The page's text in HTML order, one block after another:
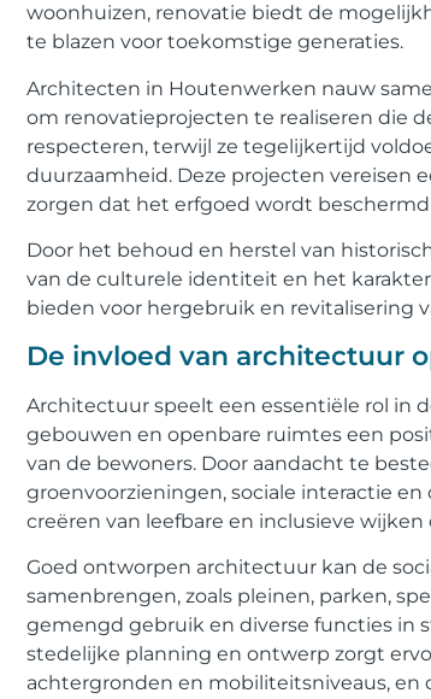
woonhuizen, renovatie biedt de
te blazen voor toekomstige generaties.
Architecten in Houtenwerken nauw
om renovatieprojecten te realiseren die
respecteren, terwijl ze tegelijkertijd
duurzaamheid. Deze projecten vereisen
zorgen dat het erfgoed wordt
Door het behoud en herstel van
van de culturele identiteit en het
bieden voor hergebruik en revitalisering
De invloed van architectuur
Architectuur speelt een essentiële rol in
gebouwen en openbare ruimtes een
van de bewoners. Door aandacht te
groenvoorzieningen, sociale interactie
creëren van leefbare en inclusieve
Goed ontworpen architectuur kan de
samenbrengen, zoals pleinen, parken,
gemengd gebruik en diverse functies in
stedelijke planning en ontwerp zorgt
achtergronden en mobiliteitsniveaus, en